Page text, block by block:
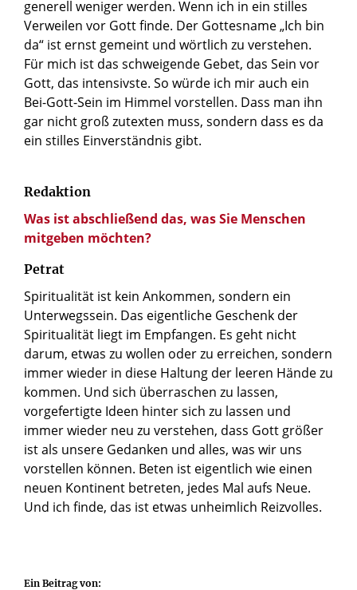
generell weniger werden. Wenn ich in ein stilles
Verweilen vor Gott finde. Der Gottesname „Ich bin
da“ ist ernst gemeint und wörtlich zu verstehen.
Für mich ist das schweigende Gebet, das Sein vor
Gott, das intensivste. So würde ich mir auch ein
Bei-Gott-Sein im Himmel vorstellen. Dass man ihn
gar nicht groß zutexten muss, sondern dass es da
ein stilles Einverständnis gibt.
Redaktion
Was ist abschließend das, was Sie Menschen
mitgeben möchten?
Petrat
Spiritualität ist kein Ankommen, sondern ein
Unterwegssein. Das eigentliche Geschenk der
Spiritualität liegt im Empfangen. Es geht nicht
darum, etwas zu wollen oder zu erreichen, sondern
immer wieder in diese Haltung der leeren Hände zu
kommen. Und sich überraschen zu lassen,
vorgefertigte Ideen hinter sich zu lassen und
immer wieder neu zu verstehen, dass Gott größer
ist als unsere Gedanken und alles, was wir uns
vorstellen können. Beten ist eigentlich wie einen
neuen Kontinent betreten, jedes Mal aufs Neue.
Und ich finde, das ist etwas unheimlich Reizvolles.
Ein Beitrag von: